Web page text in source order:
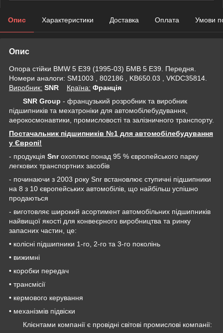
Опис Характеристики Доставка Оплата Умови
Опис
Опора стійки BMW 5 E39 (1995-03) БМВ 5 Е39. Передня.
Номери аналоги: SM1003 , 802186 , KB650.03 , VKDC35814.
Виробник: SNR Крaїна: Франція
SNR Group - французький розробник та виробник
підшипників та мехатроніки для автомобілебудування,
аерокосмонавтики, промисловості та залізничного транспорту.
Постачальник підшипників №1 для автомобілебудування
у Європі!
- продукція Snrохоплює понад 95 % європейського парку
легкових транспортних засобів
- починаючи з 2003 року Snr встановлює ступичні підшипники
на 8 з 10 європейських автомобілів, що найбільш успішно
продаються
- виготовляє широкий асортимент автомобільних підшипників
найвищої якості для конвеєрного виробництва та ринку
запасних частин, це:
• колісні підшипники 1-го, 2-го та 3-го поколінь
• вижимні
• коробки передач
• трансмісії
• кермового керування
• механізмів підвіски
Клієнтами компанії є провідні світові промислові компанії: